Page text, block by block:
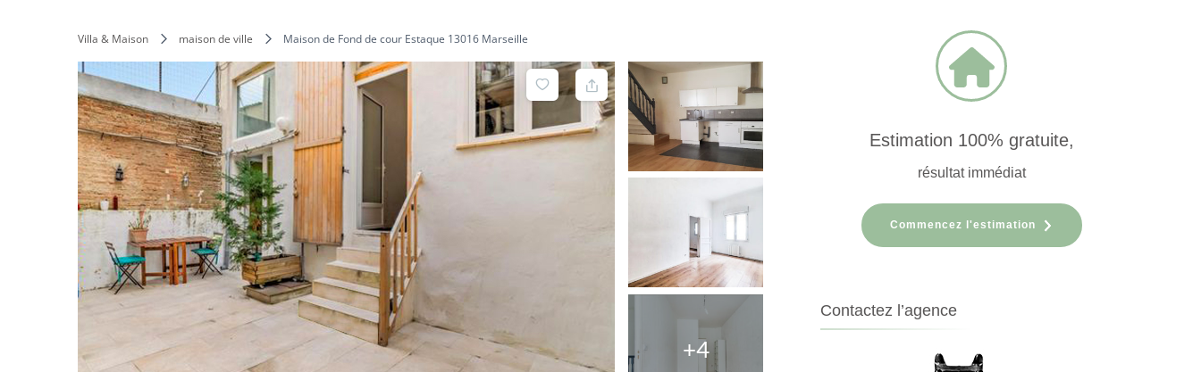
Villa & Maison maison de ville Maison de Fond de cour Estaque 13016 Marseille
+4
Estimation 100% gratuite,
résultat immédiat
Commencez l'estimation
Contactez l’agence